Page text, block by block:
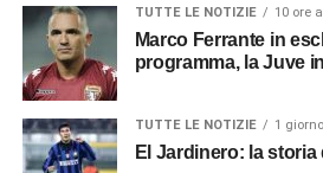
TUTTE LE NOTIZIE 10 ore
Marco Ferrante in
programma, la Juve
TUTTE LE NOTIZIE 1
El Jardinero: la